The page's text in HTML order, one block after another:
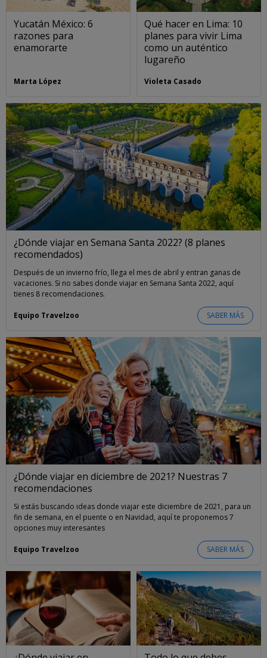
Yucatán México: 6
razones para
enamorarte
Marta López
Qué hacer en Lima: 10
planes para vivir Lima
como un auténtico
lugareño
Violeta Casado
¿Dónde viajar en Semana Santa 2022? (8 planes
recomendados)
Después de un invierno frío, llega el mes de abril y entran ganas de
vacaciones. Si no sabes donde viajar en Semana Santa 2022, aquí
tienes 8 recomendaciones.
SABER MÁS
Equipo Travelzoo
¿Dónde viajar en diciembre de 2021? Nuestras 7
recomendaciones
Si estás buscando ideas donde viajar este diciembre de 2021, para un
fin de semana, en el puente o en Navidad, aquí te proponemos 7
opciones muy interesantes
SABER MÁS
Equipo Travelzoo